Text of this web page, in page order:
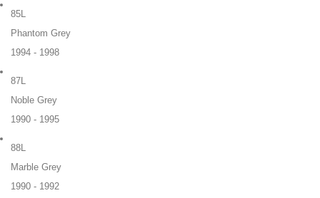
85L
Phantom Grey
1994 - 1998
87L
Noble Grey
1990 - 1995
88L
Marble Grey
1990 - 1992